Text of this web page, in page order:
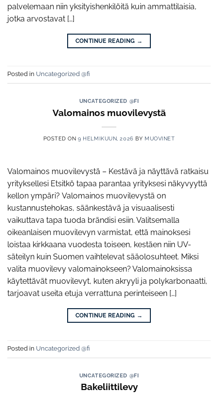
palvelemaan niin yksityishenkilöitä kuin ammattilaisia,
jotka arvostavat […]
CONTINUE READING →
Posted in Uncategorized @fi
UNCATEGORIZED @FI
Valomainos muovilevystä
POSTED ON9 HELMIKUUN, 2026 BY MUOVINET
Valomainos muovilevystä – Kestävä ja näyttävä ratkaisu
yrityksellesi Etsitkö tapaa parantaa yrityksesi näkyvyyttä
kellon ympäri? Valomainos muovilevystä on
kustannustehokas, säänkestävä ja visuaalisesti
vaikuttava tapa tuoda brändisi esiin. Valitsemalla
oikeanlaisen muovilevyn varmistat, että mainoksesi
loistaa kirkkaana vuodesta toiseen, kestäen niin UV-
säteilyn kuin Suomen vaihtelevat sääolosuhteet. Miksi
valita muovilevy valomainokseen? Valomainoksissa
käytettävät muovilevyt, kuten akryyli ja polykarbonaatti,
tarjoavat useita etuja verrattuna perinteiseen […]
CONTINUE READING →
Posted in Uncategorized @fi
UNCATEGORIZED @FI
Bakeliittilevy